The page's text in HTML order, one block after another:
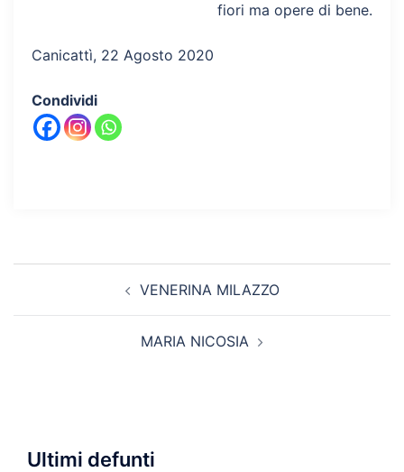
fiori ma opere di bene.
Canicattì, 22 Agosto 2020
Condividi
VENERINA MILAZZO
MARIA NICOSIA
Ultimi defunti